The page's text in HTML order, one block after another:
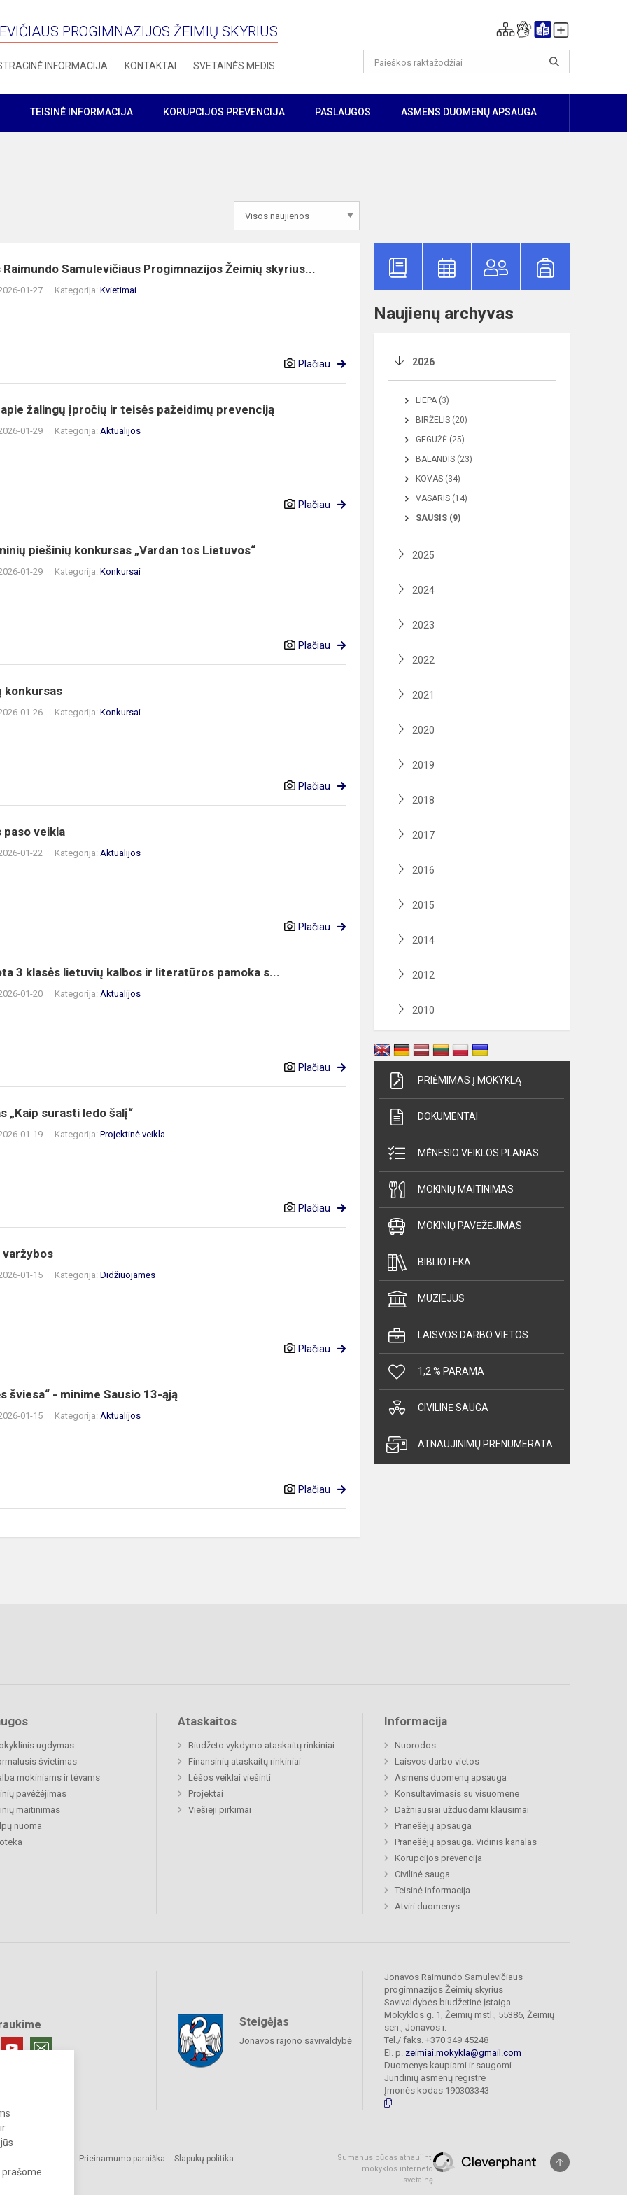
prašome
PROGIMNAZIJOS ŽEIMIŲ SKYRIUS
INFORMACIJA KONTAKTAI SVETAINĖS MEDIS
TEISINĖ INFORMACIJA KORUPCIJOS PREVENCIJA PASLAUGOS ASMENS DUOMENŲ APSAUGA
Raimundo Samulevičiaus Progimnazijos Žeimių skyrius...
01-27 Kategorija: Kvietimai
Plačiau
žalingų įpročių ir teisės pažeidimų prevenciją
01-29 Kategorija: Aktualijos
Plačiau
piešinių konkursas „Vardan tos Lietuvos“
01-29 Kategorija: Konkursai
Plačiau
konkursas
01-26 Kategorija: Konkursai
Plačiau
veikla
01-22 Kategorija: Aktualijos
Plačiau
3 klasės lietuvių kalbos ir literatūros pamoka s...
01-20 Kategorija: Aktualijos
Plačiau
„Kaip surasti ledo šalį“
01-19 Kategorija: Projektinė veikla
Plačiau
01-15 Kategorija: Didžiuojamės
Plačiau
šviesa“ - minime Sausio 13-ąją
01-15 Kategorija: Aktualijos
Plačiau
Naujienų archyvas
2026
LIEPA (3)
BIRŽELIS (20)
GEGUŽĖ (25)
BALANDIS (23)
KOVAS (34)
VASARIS (14)
SAUSIS (9)
2025
2024
2023
2022
2021
2020
2019
2018
2017
2016
2015
2014
2012
2010
PRIĖMIMAS Į MOKYKLĄ
DOKUMENTAI
MĖNESIO VEIKLOS PLANAS
MOKINIŲ MAITINIMAS
MOKINIŲ PAVĖŽĖJIMAS
BIBLIOTEKA
MUZIEJUS
LAISVOS DARBO VIETOS
1,2 % PARAMA
CIVILINĖ SAUGA
ATNAUJINIMŲ PRENUMERATA
ugdymas
švietimas
mokiniams ir tėvams
pavėžėjimas
maitinimas
nuoma
Ataskaitos
Biudžeto vykdymo ataskaitų rinkiniai
Finansinių ataskaitų rinkiniai
Lėšos veiklai viešinti
Projektai
Viešieji pirkimai
Informacija
Nuorodos
Laisvos darbo vietos
Asmens duomenų apsauga
Konsultavimasis su visuomene
Dažniausiai užduodami klausimai
Pranešėjų apsauga
Pranešėjų apsauga. Vidinis kanalas
Korupcijos prevencija
Civilinė sauga
Teisinė informacija
Atviri duomenys
Steigėjas
Jonavos rajono savivaldybė
Jonavos Raimundo Samulevičiaus
progimnazijos Žeimių skyrius
Savivaldybės biudžetinė įstaiga
Mokyklos g. 1, Žeimių mstl., 55386, Žeimių
sen., Jonavos r.
Tel./ faks. +370 349 45248
El. p. zeimiai.mokykla@gmail.com
Duomenys kaupiami ir saugomi
Juridinių asmenų registre
Įmonės kodas 190303343
Prieinamumo paraiška Slapukų politika
Sumanus būdas atnaujinti
mokyklos interneto
svetainę